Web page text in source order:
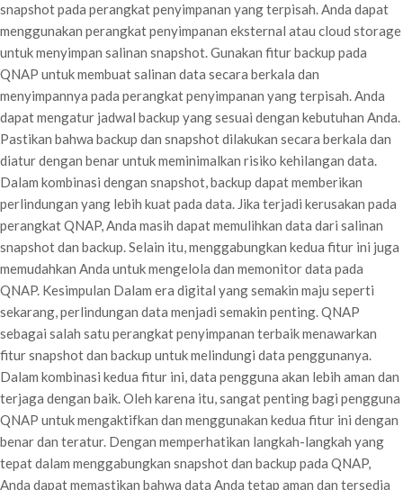
snapshot pada perangkat penyimpanan yang terpisah. Anda dapat
menggunakan perangkat penyimpanan eksternal atau cloud storage
untuk menyimpan salinan snapshot. Gunakan fitur backup pada
QNAP untuk membuat salinan data secara berkala dan
menyimpannya pada perangkat penyimpanan yang terpisah. Anda
dapat mengatur jadwal backup yang sesuai dengan kebutuhan Anda.
Pastikan bahwa backup dan snapshot dilakukan secara berkala dan
diatur dengan benar untuk meminimalkan risiko kehilangan data.
Dalam kombinasi dengan snapshot, backup dapat memberikan
perlindungan yang lebih kuat pada data. Jika terjadi kerusakan pada
perangkat QNAP, Anda masih dapat memulihkan data dari salinan
snapshot dan backup. Selain itu, menggabungkan kedua fitur ini juga
memudahkan Anda untuk mengelola dan memonitor data pada
QNAP. Kesimpulan Dalam era digital yang semakin maju seperti
sekarang, perlindungan data menjadi semakin penting. QNAP
sebagai salah satu perangkat penyimpanan terbaik menawarkan
fitur snapshot dan backup untuk melindungi data penggunanya.
Dalam kombinasi kedua fitur ini, data pengguna akan lebih aman dan
terjaga dengan baik. Oleh karena itu, sangat penting bagi pengguna
QNAP untuk mengaktifkan dan menggunakan kedua fitur ini dengan
benar dan teratur. Dengan memperhatikan langkah-langkah yang
tepat dalam menggabungkan snapshot dan backup pada QNAP,
Anda dapat memastikan bahwa data Anda tetap aman dan tersedia